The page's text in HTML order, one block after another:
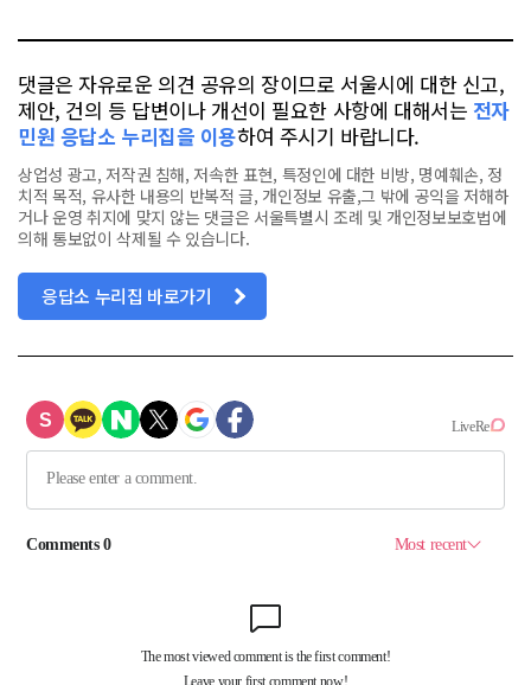
댓글은 자유로운 의견 공유의 장이므로 서울시에 대한 신고,
제안, 건의 등 답변이나 개선이 필요한 사항에 대해서는 전자
민원 응답소 누리집을 이용하여 주시기 바랍니다.
상업성 광고, 저작권 침해, 저속한 표현, 특정인에 대한 비방, 명예훼손, 정
치적 목적, 유사한 내용의 반복적 글, 개인정보 유출,그 밖에 공익을 저해하
거나 운영 취지에 맞지 않는 댓글은 서울특별시 조례 및 개인정보보호법에
의해 통보없이 삭제될 수 있습니다.
응답소 누리집 바로가기